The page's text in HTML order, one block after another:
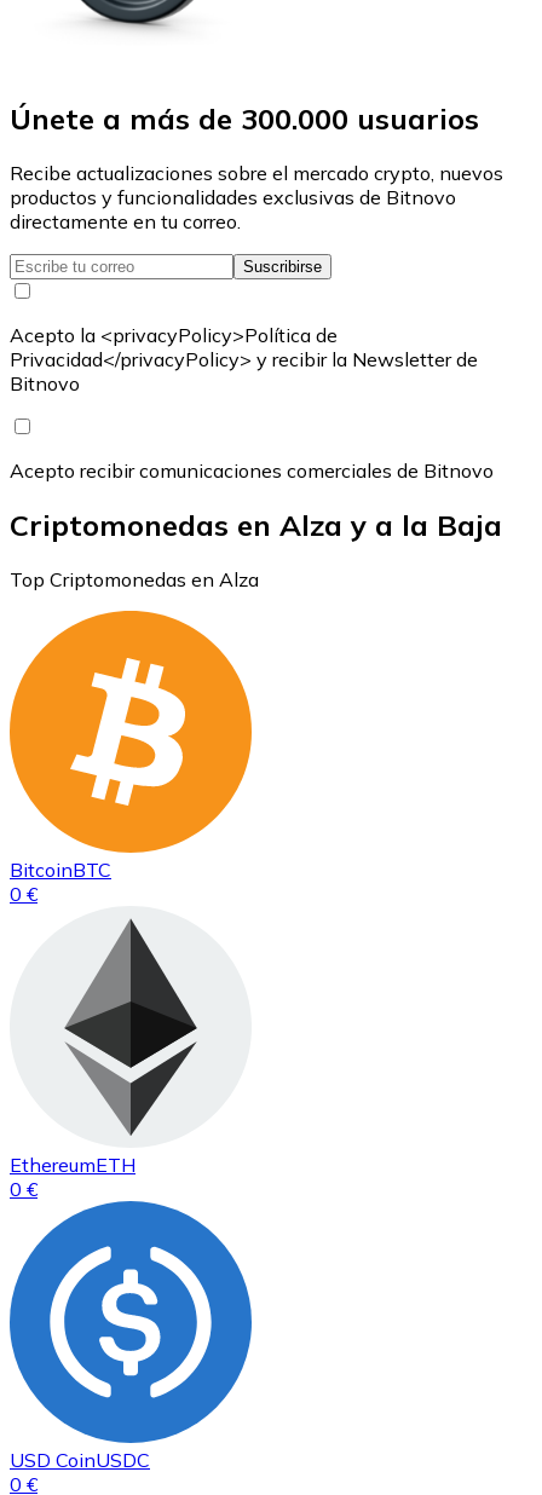
Únete a más de 300.000 usuarios
Recibe actualizaciones sobre el mercado crypto, nuevos
productos y funcionalidades exclusivas de Bitnovo
directamente en tu correo.
Suscribirse
Acepto la <privacyPolicy>Política de
Privacidad</privacyPolicy> y recibir la Newsletter de
Bitnovo
Acepto recibir comunicaciones comerciales de Bitnovo
Criptomonedas en Alza y a la Baja
Top Criptomonedas en Alza
BitcoinBTC
0 €
EthereumETH
0 €
USD CoinUSDC
0 €